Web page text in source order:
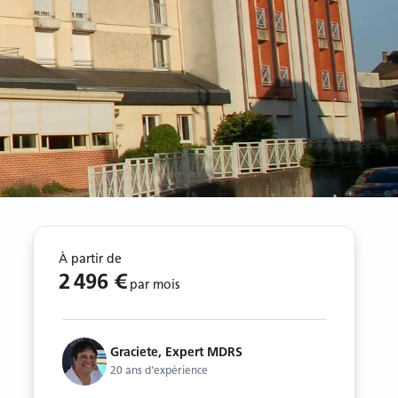
À partir de
2 496 € par mois
Graciete, Expert MDRS
20 ans d'expérience